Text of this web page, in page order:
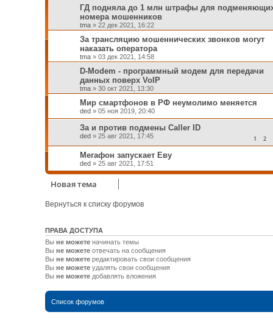
ГД подняла до 1 млн штрафы для
номера мошенников
tma» 22 дек 2021, 16:22
За трансляцию мошеннических звонков могут
наказать оператора
tma» 03 дек 2021, 14:58
D-Modem - программный модем для передачи
данных поверх VoIP
tma» 30 окт 2021, 13:30
Мир смартфонов в РФ неумолимо меняется
ded » 05 ноя 2019, 20:40
За и против подмены Caller ID
ded » 25 авг 2021, 17:45 1 2
Мегафон запускает Еву
ded» 25 авг 2021, 17:51
Новая тема
Вернуться к списку форумов
ПРАВА ДОСТУПА
Вы не можетеначинать темы
Вы не можетеотвечать на сообщения
Вы не можетередактировать свои сообщения
Вы не можетеудалять свои сообщения
Вы не можетедобавлять вложения
Список форумов